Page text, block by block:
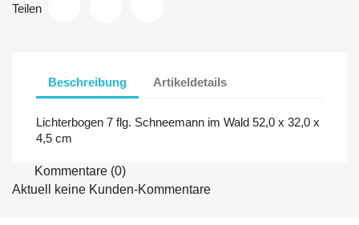
Teilen
Beschreibung Artikeldetails
Lichterbogen 7 flg. Schneemann im Wald 52,0 x 32,0 x
4,5 cm
Kommentare (0)
Aktuell keine Kunden-Kommentare